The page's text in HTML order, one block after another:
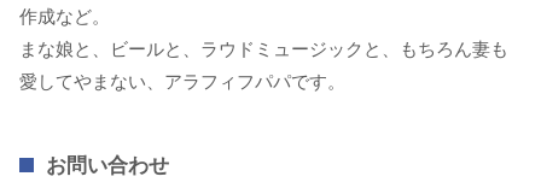
作成など。
まな娘と、ビールと、ラウドミュージックと、もちろん妻も
愛してやまない、アラフィフパパです。
お問い合わせ